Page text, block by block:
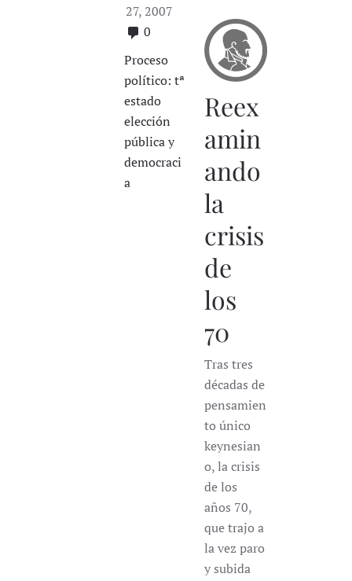
27, 2007
0
Proceso
político: tª
estado
elección
pública y
democraci
a
Reex
amin
ando
la
crisis
de
los
70
Tras tres
décadas de
pensamien
to único
keynesian
o, la crisis
de los
años 70,
que trajo a
la vez paro
y subida